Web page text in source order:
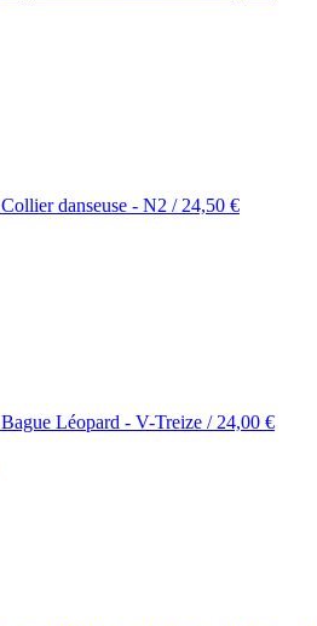
Collier danseuse - N2 / 24,50 €
Bague Léopard - V-Treize / 24,00 €